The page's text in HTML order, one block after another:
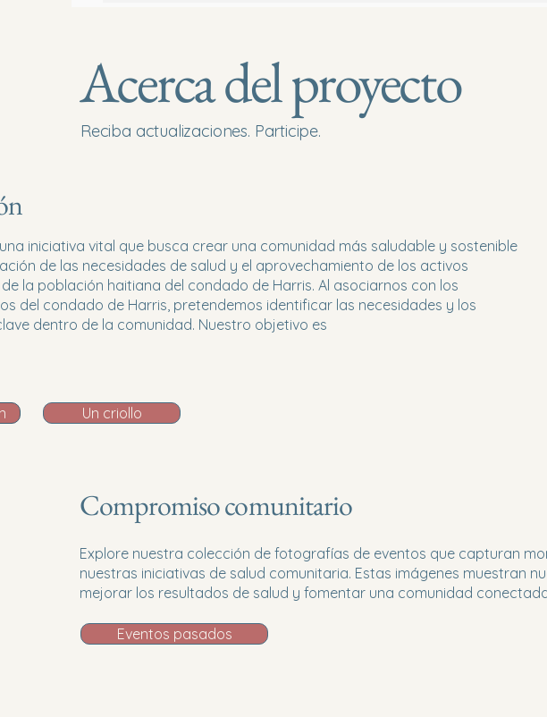
Acerca del proyecto
Reciba actualizaciones. Participe.
iniciativa vital que busca crear una comunidad más saludable y sostenible
de las necesidades de salud y el aprovechamiento de los activos
la población haitiana del condado de Harris. Al asociarnos con los
del condado de Harris, pretendemos identificar las necesidades y los
dentro de la comunidad. Nuestro objetivo es
Un criollo
Compromiso comunitario
Explore nuestra colección de fotografías de eventos que capturan
nuestras iniciativas de salud comunitaria. Estas imágenes muestran
mejorar los resultados de salud y fomentar una comunidad
Eventos pasados